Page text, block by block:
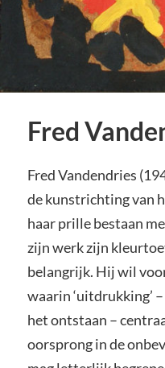
Fred
Fred Vandendries
de kunstrichting van
haar prille bestaan
zijn werk zijn
belangrijk. Hij wil
waarin ‘uitdrukking’
het ontstaan –
oorsprong in de